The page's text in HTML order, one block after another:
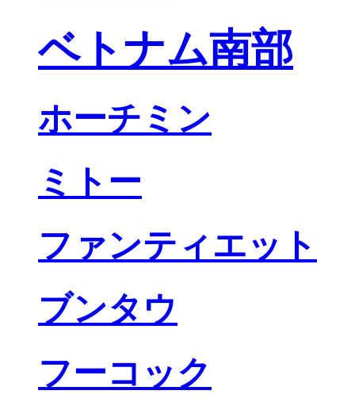
ベトナム南部
ホーチミン
ミトー
ファンティエット
ブンタウ
フーコック